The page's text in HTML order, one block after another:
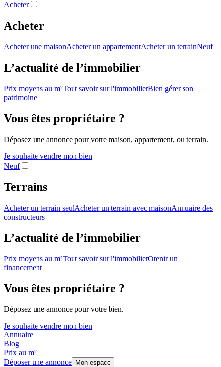
Acheter
Acheter
Acheter une maisonAcheter un appartementAcheter un terrainNeuf
L’actualité de l’immobilier
Prix moyens au m²Tout savoir sur l'immobilierBien gérer son
patrimoine
Vous êtes propriétaire ?
Déposez une annonce pour votre maison, appartement, ou terrain.
Je souhaite vendre mon bien
Neuf
Terrains
Acheter un terrain seulAcheter un terrain avec maisonAnnuaire des
constructeurs
L’actualité de l’immobilier
Prix moyens au m²Tout savoir sur l'immobilierOtenir un
financement
Vous êtes propriétaire ?
Déposez une annonce pour votre bien.
Je souhaite vendre mon bien
Annuaire
Blog
Prix au m²
Déposer une annonce
Mon espace